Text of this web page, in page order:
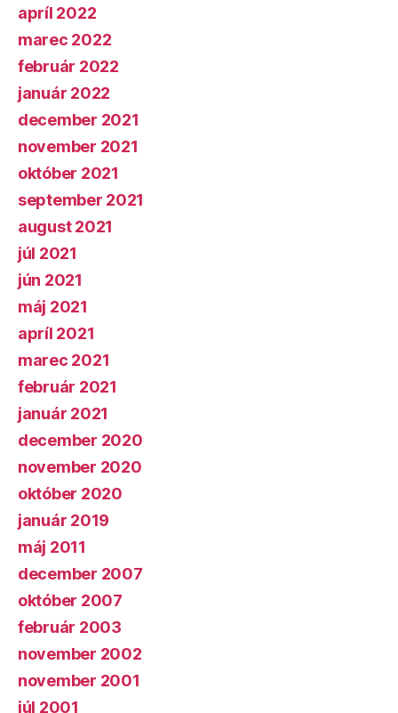
apríl 2022
marec 2022
február 2022
január 2022
december 2021
november 2021
október 2021
september 2021
august 2021
júl 2021
jún 2021
máj 2021
apríl 2021
marec 2021
február 2021
január 2021
december 2020
november 2020
október 2020
január 2019
máj 2011
december 2007
október 2007
február 2003
november 2002
november 2001
júl 2001